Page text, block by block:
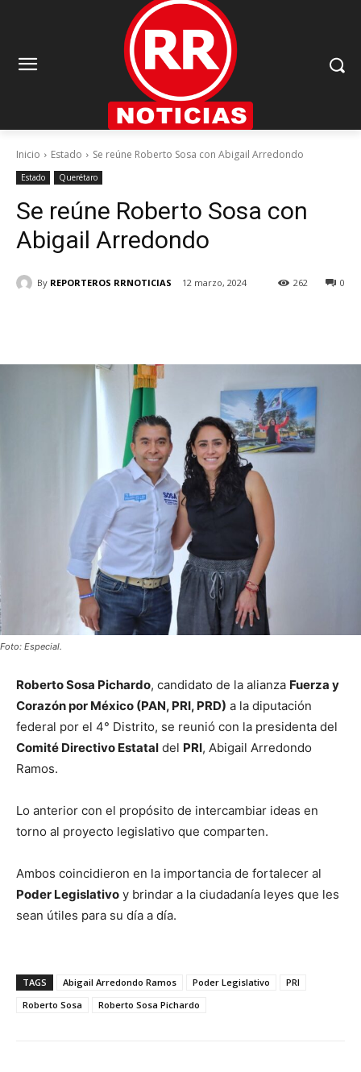
Inicio Estado Se reúne Roberto Sosa con Abigail Arredondo
Estado Querétaro
Se reúne Roberto Sosa con
Abigail Arredondo
By REPORTEROS RRNOTICIAS 12 marzo, 2024 0
262
Foto: Especial.
Roberto Sosa Pichardo, candidato de la alianza Fuerza y
Corazón por México (PAN, PRI, PRD) a la diputación
federal por el 4° Distrito, se reunió con la presidenta del
Comité Directivo Estatal del PRI, Abigail Arredondo
Ramos.
Lo anterior con el propósito de intercambiar ideas en
torno al proyecto legislativo que comparten.
Ambos coincidieron en la importancia de fortalecer al
Poder Legislativo y brindar a la ciudadanía leyes que les
sean útiles para su día a día.
TAGS Abigail Arredondo Ramos Poder Legislativo
PRI
Roberto Sosa
Roberto Sosa Pichardo